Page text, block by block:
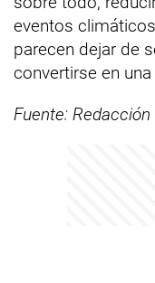
eventos
parecen dejar de
convertirse en
Fuente: Redacción